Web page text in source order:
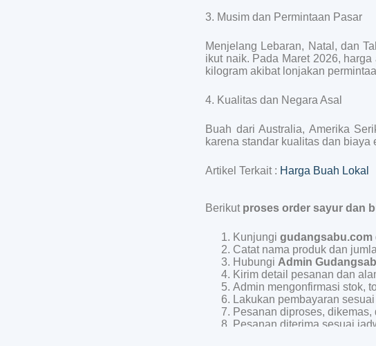
3. Musim dan Permintaan Pasar
Menjelang Lebaran, Natal, dan
ikut naik. Pada Maret 2026,
kilogram akibat lonjakan
4. Kualitas dan Negara Asal
Buah dari Australia, Amerika
karena standar kualitas dan biaya
Artikel Terkait : Harga Buah Lokal
Berikut proses order sayur dan
Kunjungi gudangsabu.com
Catat nama produk dan
Hubungi Admin
Kirim detail pesanan dan
Admin mengonfirmasi stok,
Lakukan pembayaran
Pesanan diproses, dikemas,
Pesanan diterima sesuai